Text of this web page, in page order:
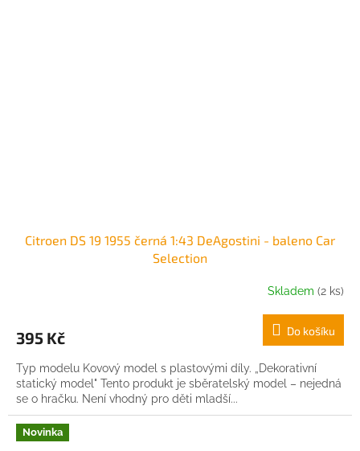
Citroen DS 19 1955 černá 1:43 DeAgostini - baleno Car
Selection
Skladem (2 ks)
395 Kč Do košíku
Typ modelu Kovový model s plastovými díly. „Dekorativní
statický model" Tento produkt je sběratelský model – nejedná
se o hračku. Není vhodný pro děti mladší...
Novinka